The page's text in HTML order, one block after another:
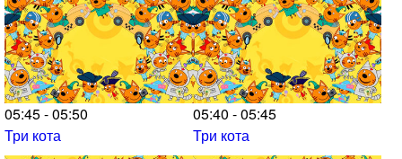
05:45 - 05:50
Три кота
05:40 - 05:45
Три кота